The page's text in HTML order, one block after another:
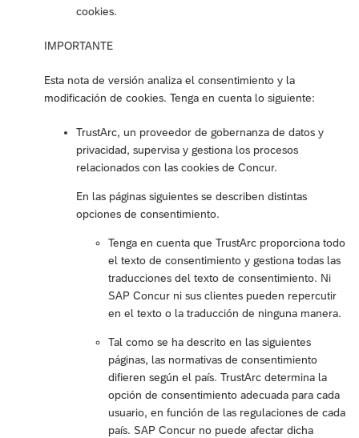
cookies.
IMPORTANTE
Esta nota de versión analiza el consentimiento y la
modificación de cookies. Tenga en cuenta lo siguiente:
TrustArc, un proveedor de gobernanza de datos y
privacidad, supervisa y gestiona los procesos
relacionados con las cookies de Concur.
En las páginas siguientes se describen distintas
opciones de consentimiento.
Tenga en cuenta que TrustArc proporciona todo
el texto de consentimiento y gestiona todas las
traducciones del texto de consentimiento. Ni
SAP Concur ni sus clientes pueden repercutir
en el texto o la traducción de ninguna manera.
Tal como se ha descrito en las siguientes
páginas, las normativas de consentimiento
difieren según el país. TrustArc determina la
opción de consentimiento adecuada para cada
usuario, en función de las regulaciones de cada
país. SAP Concur no puede afectar dicha